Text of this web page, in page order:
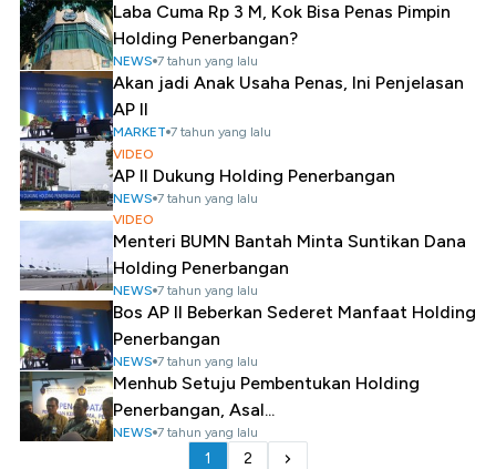
Laba Cuma Rp 3 M, Kok Bisa Penas Pimpin
Holding Penerbangan?
NEWS 7 tahun yang lalu
Akan jadi Anak Usaha Penas, Ini Penjelasan
AP II
MARKET 7 tahun yang lalu
VIDEO
AP II Dukung Holding Penerbangan
NEWS 7 tahun yang lalu
VIDEO
Menteri BUMN Bantah Minta Suntikan Dana
Holding Penerbangan
NEWS 7 tahun yang lalu
Bos AP II Beberkan Sederet Manfaat Holding
Penerbangan
NEWS 7 tahun yang lalu
Menhub Setuju Pembentukan Holding
Penerbangan, Asal...
NEWS 7 tahun yang lalu
1 2